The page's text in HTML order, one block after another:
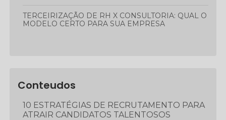
TERCEIRIZAÇÃO DE RH X CONSULTORIA: QUAL O
MODELO CERTO PARA SUA EMPRESA
Conteudos
10 ESTRATÉGIAS DE RECRUTAMENTO PARA
ATRAIR CANDIDATOS TALENTOSOS